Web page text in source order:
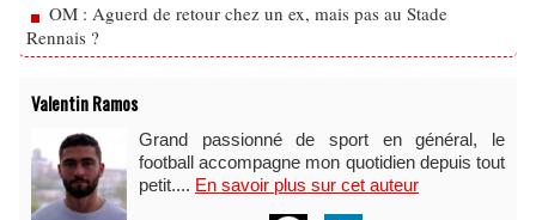
OM : Aguerd de retour chez un ex, mais pas au Stade
Rennais ?
Valentin Ramos
Grand passionné de sport en général, le
football accompagne mon quotidien depuis tout
petit.... En savoir plus sur cet auteur